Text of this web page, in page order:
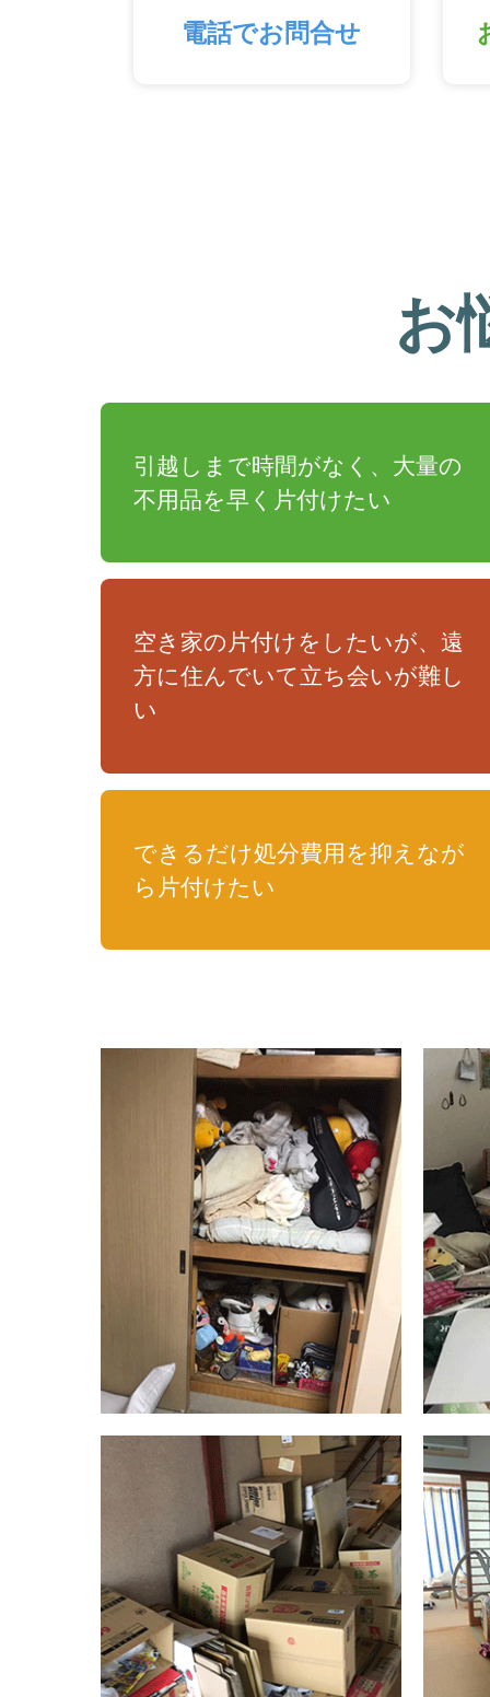
電話でお問合せ
お
引越しまで時間がなく、大量の
不用品を早く片付けたい
空き家の片付けをしたいが、遠
方に住んでいて立ち会いが難し
い
できるだけ処分費用を抑えなが
ら片付けたい